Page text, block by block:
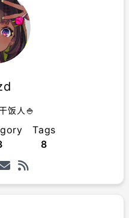
饭人🍚
Tags
8